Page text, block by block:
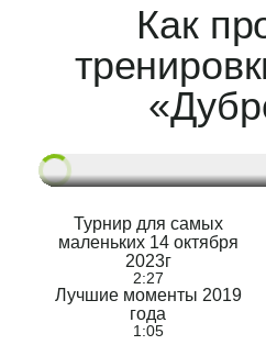
Как
Турнир для самых
маленьких 14 октября
2023г
2:27
Лучшие моменты 2019
года
1:05